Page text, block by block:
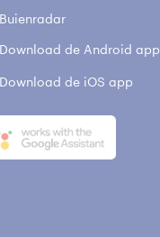
Buienradar
Download de Android app
Download de iOS app